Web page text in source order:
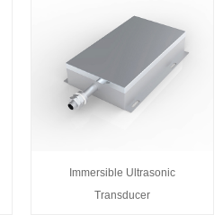
Immersible Ultrasonic
Transducer